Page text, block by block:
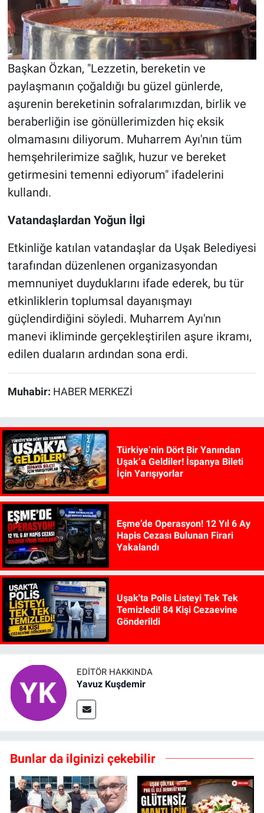
Başkan Özkan, "Lezzetin, bereketin ve
paylaşmanın çoğaldığı bu güzel günlerde,
aşurenin bereketinin sofralarımızdan, birlik ve
beraberliğin ise gönüllerimizden hiç eksik
olmamasını diliyorum. Muharrem Ayı'nın tüm
hemşehrilerimize sağlık, huzur ve bereket
getirmesini temenni ediyorum" ifadelerini
kullandı.
Vatandaşlardan Yoğun İlgi
Etkinliğe katılan vatandaşlar da Uşak Belediyesi
tarafından düzenlenen organizasyondan
memnuniyet duyduklarını ifade ederek, bu tür
etkinliklerin toplumsal dayanışmayı
güçlendirdiğini söyledi. Muharrem Ayı'nın
manevi ikliminde gerçekleştirilen aşure ikramı,
edilen duaların ardından sona erdi.
Muhabir: HABER MERKEZİ
Türkiye’nin Dört Bir Yanından
Uşak’a Geldiler! İspanya Bileti
İçin Yarışıyorlar
Eşme’de Operasyon! 12 Yıl 6 Ay
Hapis Cezası Bulunan Firari
Yakalandı
Uşak'ta Polis Listeyi Tek Tek
Temizledi! 84 Kişi Cezaevine
Gönderildi
EDITÖR HAKKINDA
Yavuz Kuşdemir
Bunlar da ilginizi çekebilir